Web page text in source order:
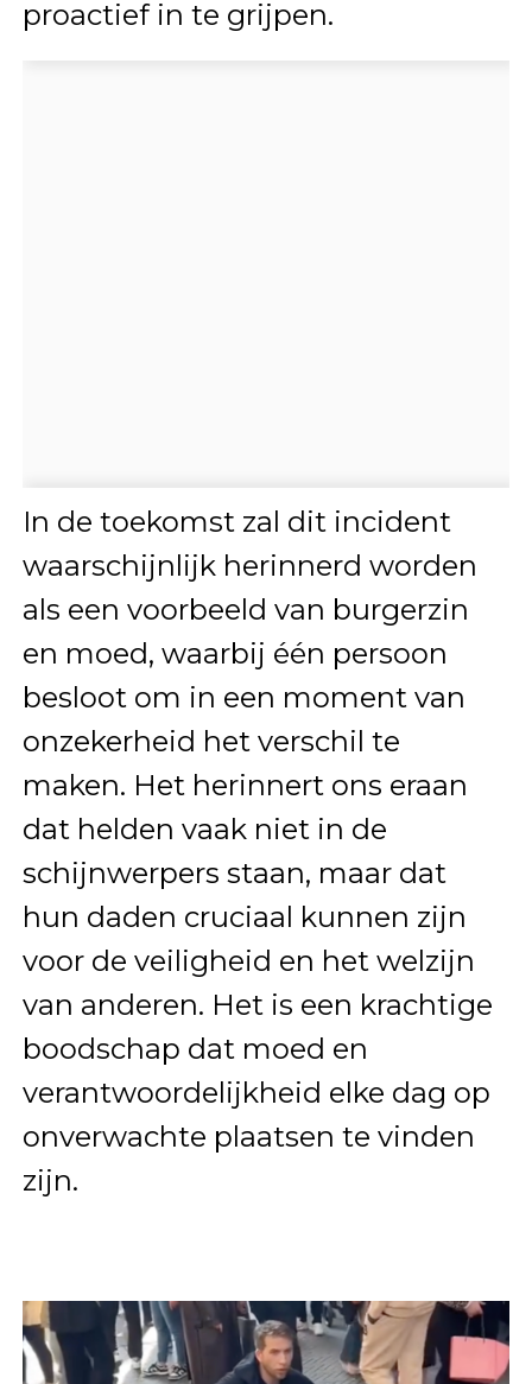
proactief in te grijpen.
In de toekomst zal dit incident
waarschijnlijk herinnerd worden
als een voorbeeld van burgerzin
en moed, waarbij één persoon
besloot om in een moment van
onzekerheid het verschil te
maken. Het herinnert ons eraan
dat helden vaak niet in de
schijnwerpers staan, maar dat
hun daden cruciaal kunnen zijn
voor de veiligheid en het welzijn
van anderen. Het is een krachtige
boodschap dat moed en
verantwoordelijkheid elke dag op
onverwachte plaatsen te vinden
zijn.